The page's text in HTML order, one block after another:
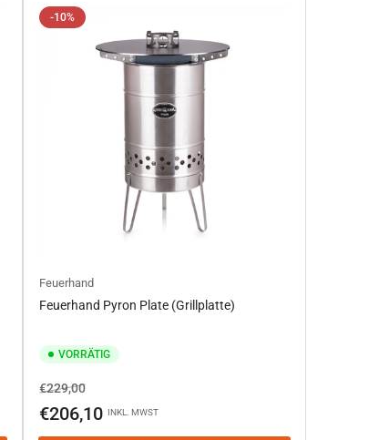
-10%
Feuerhand
Feuerhand Pyron Plate (Grillplatte)
VORRÄTIG
Normaler
Preis
€229,00Ausverkaufspreis
€206,10 INKL. MWST